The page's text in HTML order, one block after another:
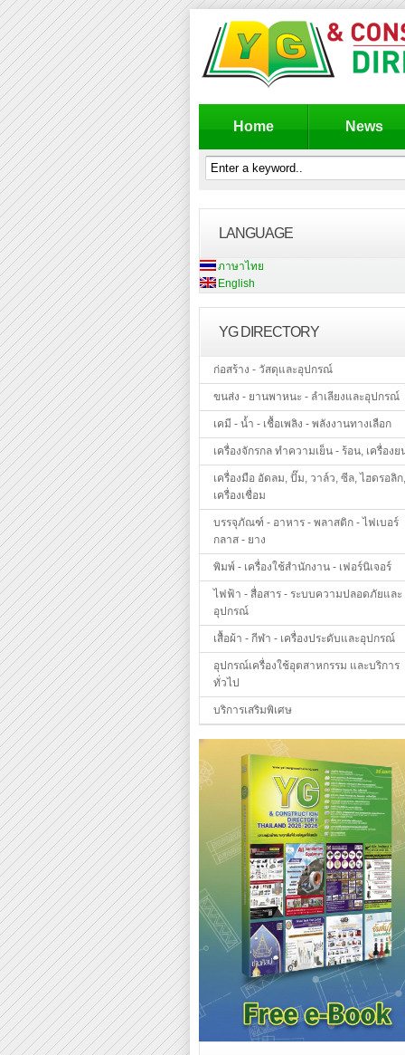
Home News
LANGUAGE
ภาษาไทย
English
YG DIRECTORY
ก่อสร้าง - วัสดุและอุปกรณ์
ขนส่ง - ยานพาหนะ - ลำเลียงและอุปกรณ์
เคมี - น้ำ - เชื้อเพลิง - พลังงานทางเลือก
เครื่องจักรกล ทำความเย็น - ร้อน, เครื่องย
เครื่องมือ อัดลม, ปั๊ม, วาล์ว, ซีล, ไฮดรอลิก,
เครื่องเชื่อม
บรรจุภัณฑ์ - อาหาร - พลาสติก - ไฟเบอร์
กลาส - ยาง
พิมพ์ - เครื่องใช้สำนักงาน - เฟอร์นิเจอร์
ไฟฟ้า - สื่อสาร - ระบบความปลอดภัยและ
อุปกรณ์
เสื้อผ้า - กีฬา - เครื่องประดับและอุปกรณ์
อุปกรณ์เครื่องใช้อุตสาหกรรม และบริการ
ทั่วไป
บริการเสริมพิเศษ